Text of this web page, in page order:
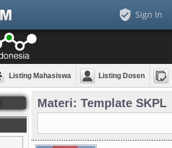
Sign In
Listing Mahasiswa Listing Dosen
Materi: Template SKPL